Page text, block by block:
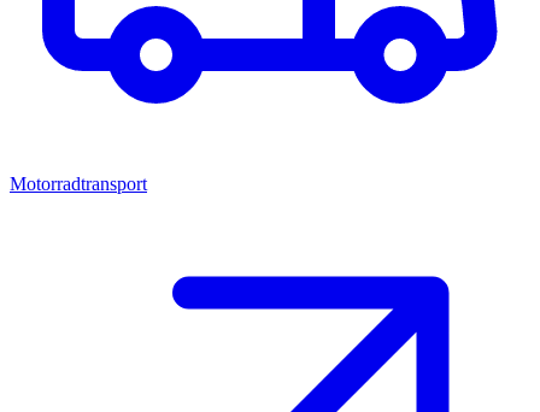
Motorradtransport